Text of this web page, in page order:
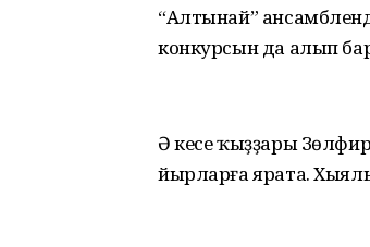
“Алтынай”
конкурсын да алып
Ә кесе ҡыҙҙары
йырларға ярата.